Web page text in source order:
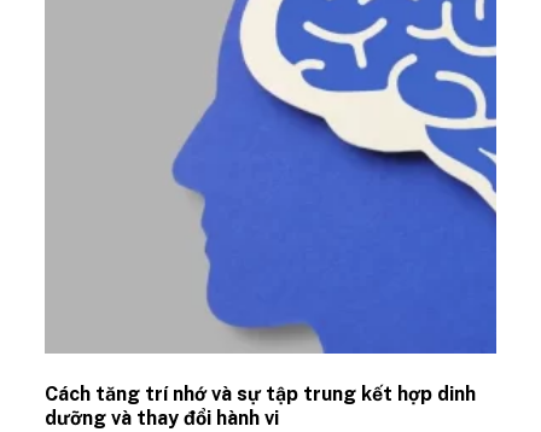
Cách tăng trí nhớ và sự tập trung kết hợp dinh
dưỡng và thay đổi hành vi